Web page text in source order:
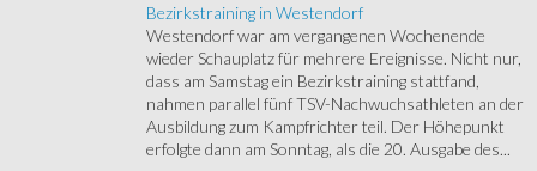
Bezirkstraining in Westendorf
Westendorf war am vergangenen Wochenende
wieder Schauplatz für mehrere Ereignisse. Nicht nur,
dass am Samstag ein Bezirkstraining stattfand,
nahmen parallel fünf TSV-Nachwuchsathleten an der
Ausbildung zum Kampfrichter teil. Der Höhepunkt
erfolgte dann am Sonntag, als die 20. Ausgabe des...